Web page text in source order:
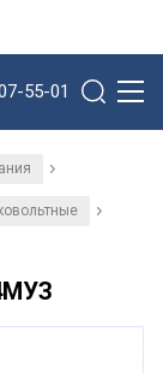
55-01
/
/